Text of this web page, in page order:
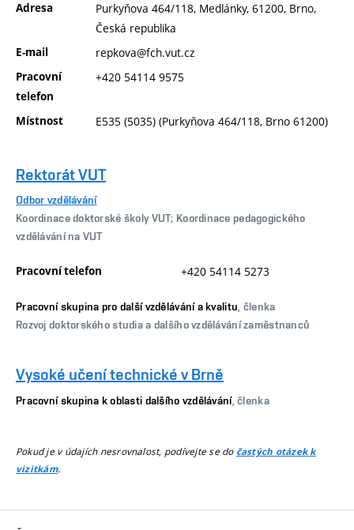
Adresa
Purkyňova 464/118, Medlánky, 61200, Brno,
Česká republika
E-mail repkova@fch.vut.cz
Pracovní
telefon
+420 54114 9575
Místnost E535 (5035) (Purkyňova 464/118, Brno 61200)
Rektorát VUT
Odbor vzdělávání
Koordinace doktorské školy VUT; Koordinace pedagogického
vzdělávání na VUT
Pracovní telefon +420 54114 5273
Pracovní skupina pro další vzdělávání a kvalitu , členka
Rozvoj doktorského studia a dalšího vzdělávání zaměstnanců
Vysoké učení technické v Brně
Pracovní skupina k oblasti dalšího vzdělávání, členka
Pokud je v údajích nesrovnalost, podívejte se do častých otázek k
vizitkám.